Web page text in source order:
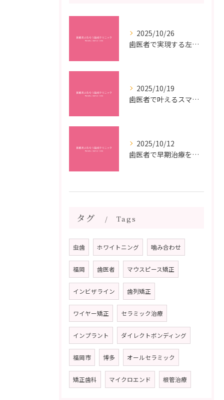
2025/10/26
歯医者で実現する左右対称治療のポイントと矯正治療選びの疑問解決ガイド
2025/10/19
歯医者で叶えるスマイルメイクオーバーなら福岡県福岡市博多区博多駅前の最新矯正治療解説
2025/10/12
歯医者で早期治療を受けるメリットと虫歯悪化を防ぐ最短ステップ
タグ Tags
虫歯 ホワイトニング 噛み合わせ
福岡 歯医者 マウスピース矯正
インビザライン 歯列矯正
ワイヤー矯正 セラミック治療
インプラント ダイレクトボンディング
福岡市 博多 オールセラミック
矯正歯科 マイクロエンド 根管治療